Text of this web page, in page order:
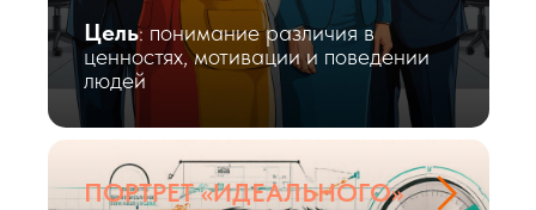
Цель: понимание различия в
ценностях, мотивации и поведении
людей
ПОРТРЕТ «ИДЕАЛЬНОГО»